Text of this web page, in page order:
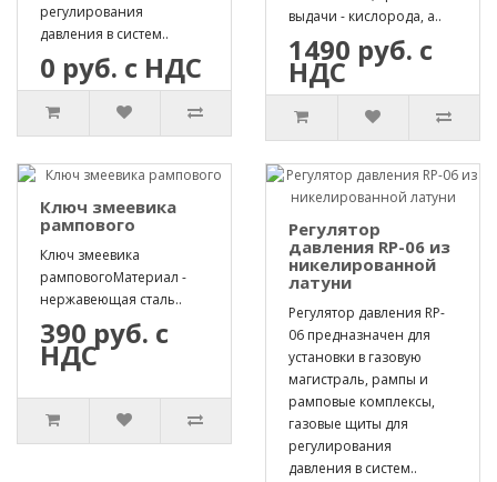
регулирования
давления в систем..
0 руб. с НДС
выдачи - кислорода, а..
1490 руб. с
НДС
Ключ змеевика
рампового
Ключ змеевика
рамповогоМатериал -
нержавеющая сталь..
390 руб. с
НДС
Регулятор
давления RP-06 из
никелированной
латуни
Регулятор давления RP-
06 предназначен для
установки в газовую
магистраль, рампы и
рамповые комплексы,
газовые щиты для
регулирования
давления в систем..